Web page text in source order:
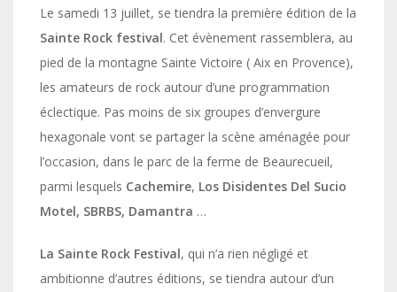
Le samedi 13 juillet, se tiendra la première édition de la
Sainte Rock festival. Cet évènement rassemblera, au
pied de la montagne Sainte Victoire ( Aix en Provence),
les amateurs de rock autour d’une programmation
éclectique. Pas moins de six groupes d’envergure
hexagonale vont se partager la scène aménagée pour
l’occasion, dans le parc de la ferme de Beaurecueil,
parmi lesquels Cachemire, Los Disidentes Del Sucio
Motel, SBRBS, Damantra …
La Sainte Rock Festival, qui n’a rien négligé et
ambitionne d’autres éditions, se tiendra autour d’un